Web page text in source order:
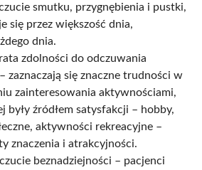
smutku, przygnębienia i pustki,
się przez większość dnia,
dnia.​
zdolności do odczuwania
zaznaczają się znaczne trudności w
zainteresowania aktywnościami,
były źródłem satysfakcji – hobby,
aktywności rekreacyjne –
znaczenia i atrakcyjności.​
beznadziejności – pacjenci